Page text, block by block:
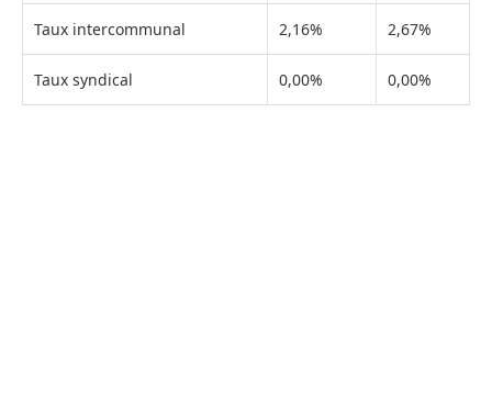
Taux intercommunal 2,16% 2,67%
Taux syndical 0,00% 0,00%